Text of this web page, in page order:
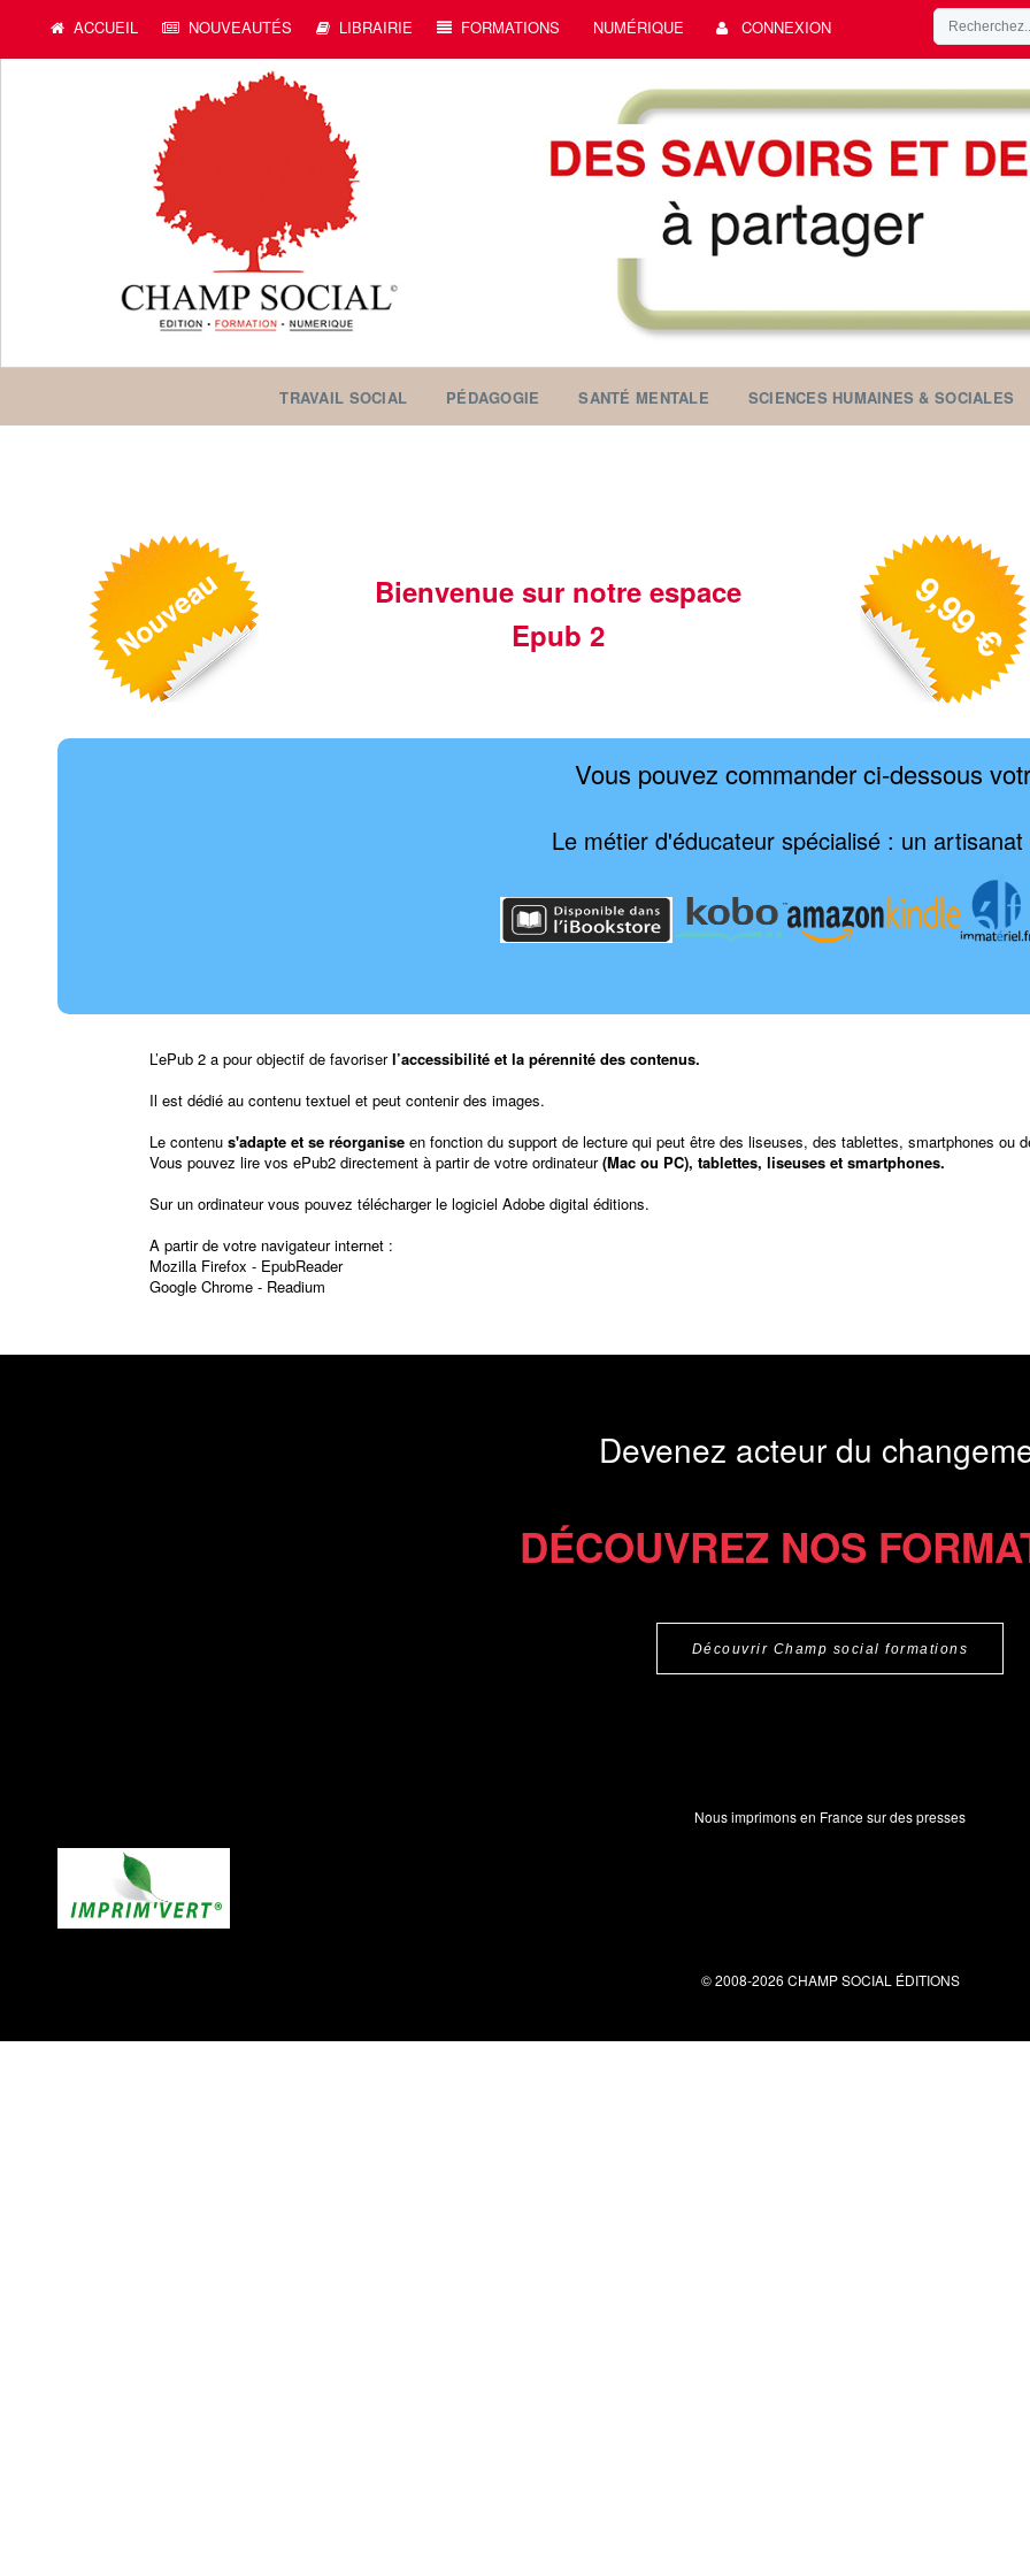
ACCUEIL NOUVEAUTÉS LIBRAIRIE FORMATIONS NUMÉRIQUE CONNEXION
TRAVAIL SOCIAL PÉDAGOGIE SANTÉ MENTALE SCIENCES HUMAINES & SOCIALES
Bienvenue sur notre espace
Epub 2
Vous pouvez commander ci-dessous
Le métier d'éducateur spécialisé : un
L’ePub 2 a pour objectif de favoriserl’accessibilité et la pérennité des contenus.
Il est dédié au contenu textuel et peut contenir des images.
Le contenu s'adapte et se réorganise en fonction du support de lecture qui peut être des liseuses, des tablettes, smartphones ou
Vous pouvez lire vos ePub2 directement à partir de votre ordinateur(Mac ou PC), tablettes, liseuses et smartphones.
Sur un ordinateur vous pouvez télécharger le logiciel Adobe digital éditions.
A partir de votre navigateur internet :
Mozilla Firefox - EpubReader
Google Chrome - Readium
Devenez acteur du
DÉCOUVREZ NOS
Découvrir Champ social formations
Nous imprimons en France sur des presses
© 2008-2026 CHAMP SOCIAL ÉDITIONS